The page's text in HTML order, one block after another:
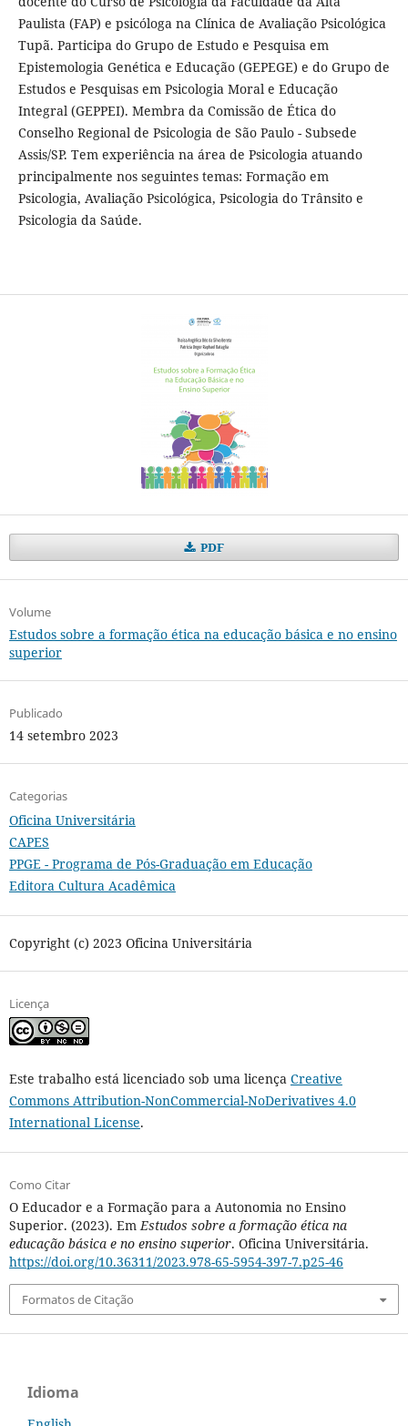
Paulista (FAP) e psicóloga na Clínica de Avaliação Psicológica
Tupã. Participa do Grupo de Estudo e Pesquisa em
Epistemologia Genética e Educação (GEPEGE) e do Grupo de
Estudos e Pesquisas em Psicologia Moral e Educação
Integral (GEPPEI). Membra da Comissão de Ética do
Conselho Regional de Psicologia de São Paulo - Subsede
Assis/SP. Tem experiência na área de Psicologia atuando
principalmente nos seguintes temas: Formação em
Psicologia, Avaliação Psicológica, Psicologia do Trânsito e
Psicologia da Saúde.
PDF
Volume
Estudos sobre a formação ética na educação básica e no ensino
superior
Publicado
14 setembro 2023
Categorias
Oficina Universitária
CAPES
PPGE - Programa de Pós-Graduação em Educação
Editora Cultura Acadêmica
Copyright (c) 2023 Oficina Universitária
Licença
Este trabalho está licenciado sob uma licença Creative
Commons Attribution-NonCommercial-NoDerivatives 4.0
International License.
Como Citar
O Educador e a Formação para a Autonomia no Ensino
Superior. (2023). Em Estudos sobre a formação ética na
educação básica e no ensino superior. Oficina Universitária.
https://doi.org/10.36311/2023.978-65-5954-397-7.p25-46
Formatos de Citação
Idioma